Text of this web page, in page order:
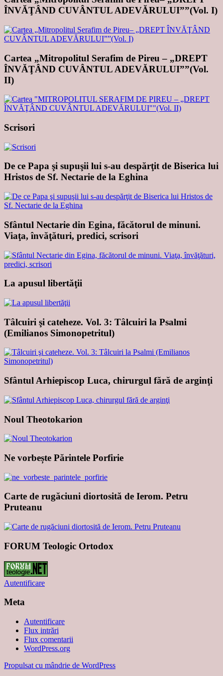
ÎNVĂŢÂND CUVÂNTUL ADEVĂRULUI””(Vol. I)
Cartea „Mitropolitul Serafim de Pireu – „DREPT
ÎNVĂŢÂND CUVÂNTUL ADEVĂRULUI””(Vol.
II)
Scrisori
De ce Papa şi supuşii lui s-au despărţit de Biserica lui
Hristos de Sf. Nectarie de la Eghina
Sfântul Nectarie din Egina, făcătorul de minuni.
Viaţa, învăţături, predici, scrisori
La apusul libertăţii
Tâlcuiri şi cateheze. Vol. 3: Tâlcuiri la Psalmi
(Emilianos Simonopetritul)
Sfântul Arhiepiscop Luca, chirurgul fără de arginţi
Noul Theotokarion
Ne vorbește Părintele Porfirie
Carte de rugăciuni diortosită de Ierom. Petru
Pruteanu
FORUM Teologic Ortodox
Autentificare
Meta
Autentificare
Flux intrări
Flux comentarii
WordPress.org
Propulsat cu mândrie de WordPress